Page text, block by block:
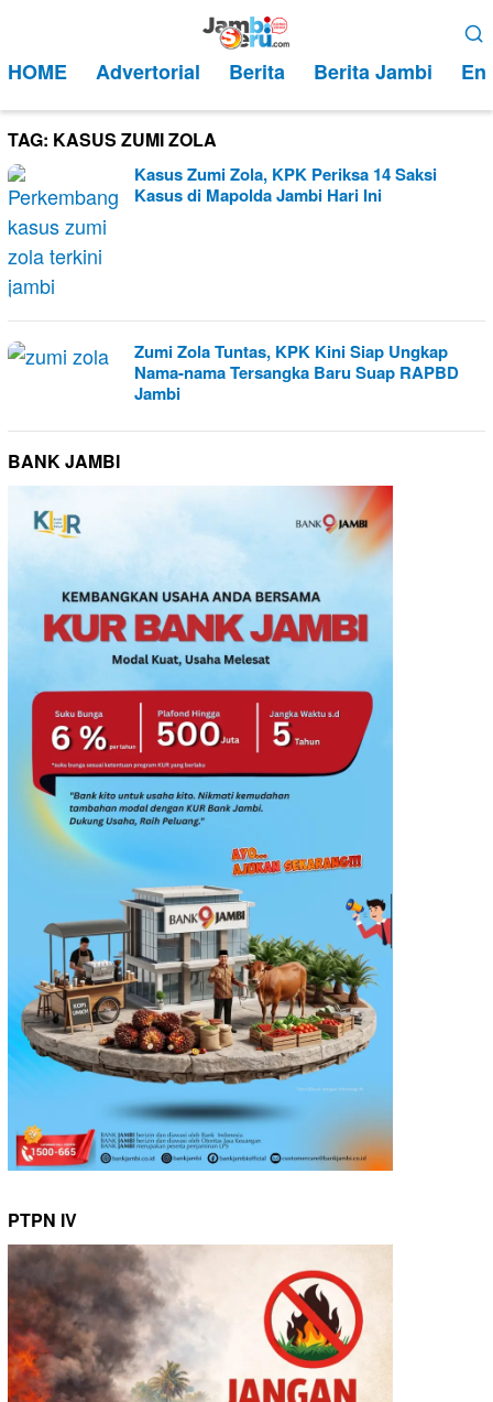
kontenMobile
HOME Advertorial Berita Berita Jambi
TAG: KASUS ZUMI ZOLA
Kasus Zumi Zola, KPK Periksa 14 Saksi
Kasus di Mapolda Jambi Hari Ini
Zumi Zola Tuntas, KPK Kini Siap Ungkap
Nama-nama Tersangka Baru Suap RAPBD
Jambi
BANK JAMBI
PTPN IV